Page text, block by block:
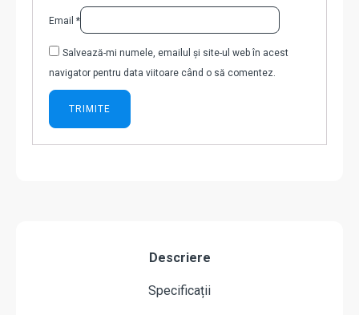
Email *
Salvează-mi numele, emailul și site-ul web în acest
navigator pentru data viitoare când o să comentez.
Descriere
Specificații